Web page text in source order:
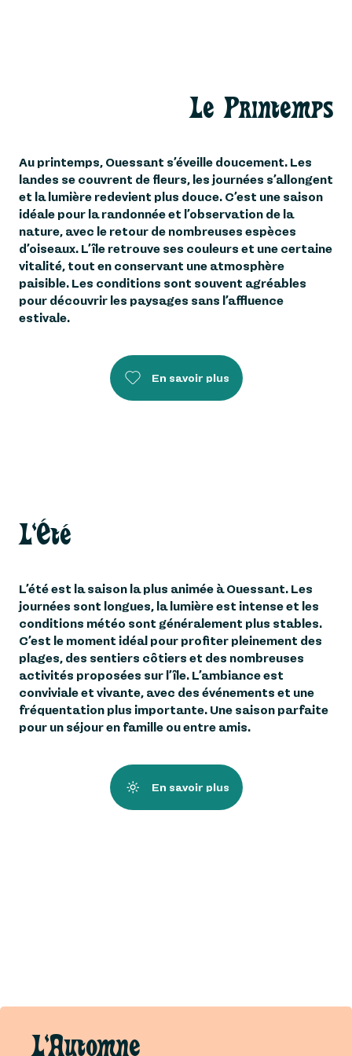
Le Printemps
Au printemps, Ouessant s’éveille doucement. Les
landes se couvrent de fleurs, les journées s’allongent
et la lumière redevient plus douce. C’est une saison
idéale pour la randonnée et l’observation de la
nature, avec le retour de nombreuses espèces
d’oiseaux. L’île retrouve ses couleurs et une certaine
vitalité, tout en conservant une atmosphère
paisible. Les conditions sont souvent agréables
pour découvrir les paysages sans l’affluence
estivale.
En savoir plus
L'Été
L’été est la saison la plus animée à Ouessant. Les
journées sont longues, la lumière est intense et les
conditions météo sont généralement plus stables.
C’est le moment idéal pour profiter pleinement des
plages, des sentiers côtiers et des nombreuses
activités proposées sur l’île. L’ambiance est
conviviale et vivante, avec des événements et une
fréquentation plus importante. Une saison parfaite
pour un séjour en famille ou entre amis.
En savoir plus
L'Automne